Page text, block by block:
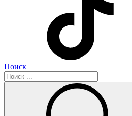
Поиск